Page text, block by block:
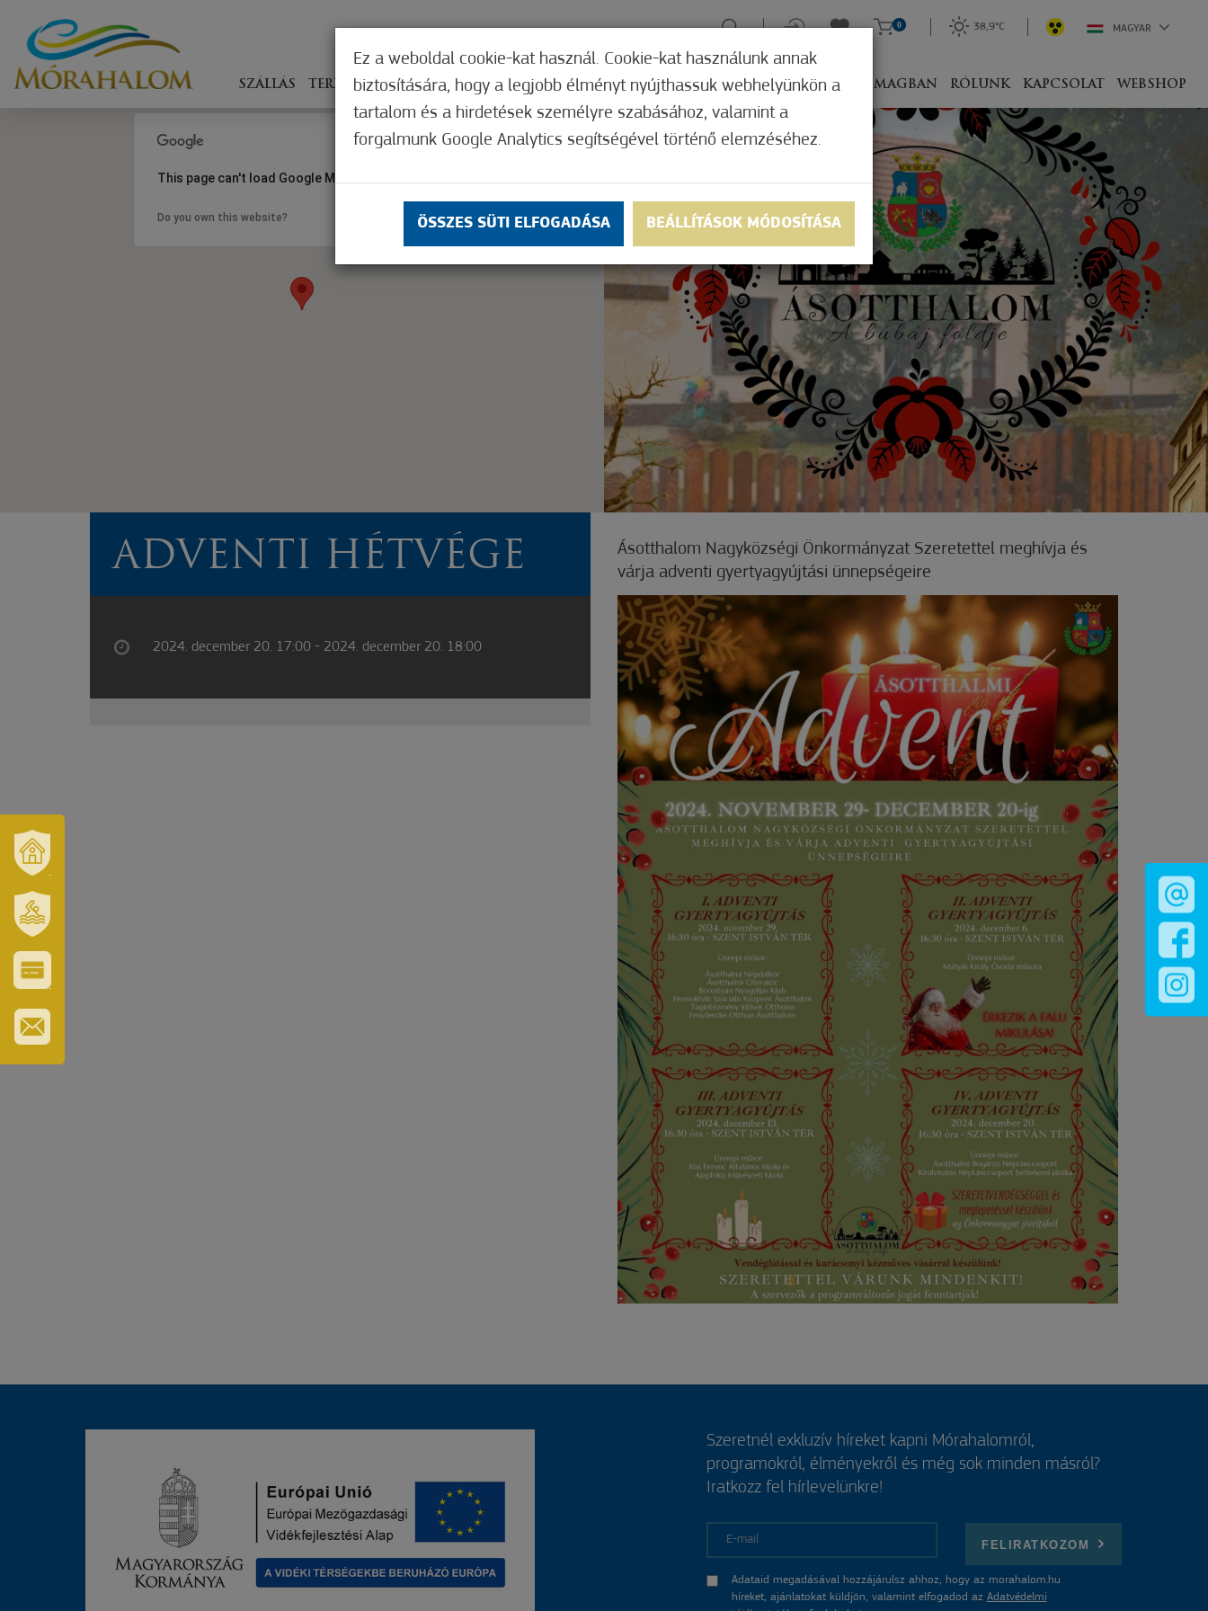
ÉS
TÉRSÉGÜNK
ERZSÉBET
GYÓGYFÜRDŐ
ÉS
TURISZTIKAI
KÁRTYA
SZÁLLÁS TERÍTÉKEN ÉLMÉNYSZERZÉS ZÖLD FÓKUSZ GYÓGYHELY MERRE, MIVEL CSOMAGBAN RÓLUNK KAPCSOLAT WEBSHOP
0 38,9°C MAGYAR
This page can't load Google Maps correctly.
Do you own this website? OK
ADVENTI HÉTVÉGE
2024. december 20. 17:00 - 2024. december 20. 18:00
Ásotthalom Nagyközségi Önkormányzat Szeretettel meghívja és
várja adventi gyertyagyújtási ünnepségeire
Ez a weboldal cookie-kat használ. Cookie-kat használunk annak
biztosítására, hogy a legjobb élményt nyújthassuk webhelyünkön a
tartalom és a hirdetések személyre szabásához, valamint a
forgalmunk Google Analytics segítségével történő elemzéséhez.
ÖSSZES SÜTI ELFOGADÁSA BEÁLLÍTÁSOK MÓDOSÍTÁSA
Szeretnél exkluzív híreket kapni Mórahalomról,
programokról, élményekről és még sok minden másról?
Iratkozz fel hírlevelünkre!
FELIRATKOZOM
Adataid megadásával hozzájárulsz ahhoz, hogy az morahalom.hu
híreket, ajánlatokat küldjön, valamint elfogadod az Adatvédelmi